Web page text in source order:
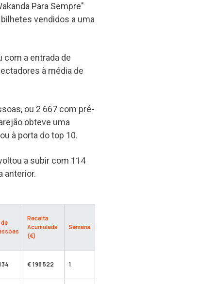
Para Sempre"
vendidos a uma
com a entrada de
à média de
ou 2 667 com pré-
obteve uma
à porta do top 10.
a subir com 114
anterior.
Receita
Acumulada
(€)
Semana
€ 198 522 1